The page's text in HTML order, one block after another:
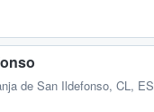
de San Ildefonso, CL, ES